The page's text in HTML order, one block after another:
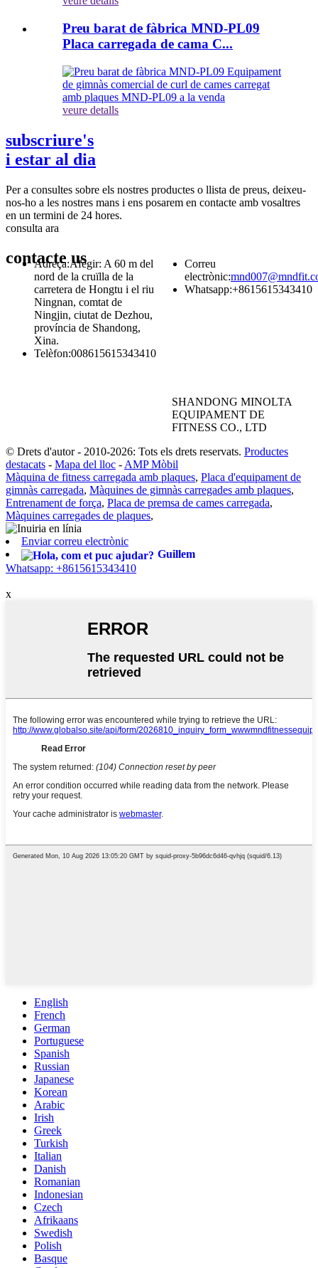
Preu barat de fàbrica MND-PL09
Placa carregada de cama C...
veure detalls
subscriure's
i estar al dia
Per a consultes sobre els nostres productes o llista de preus, deixeu-
nos-ho a les nostres mans i ens posarem en contacte amb vosaltres
en un termini de 24 hores.
consulta ara
contacteus
Adreça:Afegir: A 60 m del
nord de la cruïlla de la
carretera de Hongtu i el riu
Ningnan, comtat de
Ningjin, ciutat de Dezhou,
província de Shandong,
Xina.
Telèfon:008615615343410
Correu
electrònic:
Whatsapp:+8615615343410
SHANDONG MINOLTA
EQUIPAMENT DE
FITNESS CO., LTD
© Drets d'autor - 2010-2026: Tots els drets reservats. Productes
destacats - Mapa del lloc - AMP Mòbil
Màquina de fitness carregada amb plaques, Placa d'equipament de
gimnàs carregada, Màquines de gimnàs carregades amb plaques,
Entrenament de força, Placa de premsa de cames carregada,
Màquines carregades de plaques,
Enviar correu electrònic
Guillem
Whatsapp: +8615615343410
x
English
French
German
Portuguese
Spanish
Russian
Japanese
Korean
Arabic
Irish
Greek
Turkish
Italian
Danish
Romanian
Indonesian
Czech
Afrikaans
Swedish
Polish
Basque